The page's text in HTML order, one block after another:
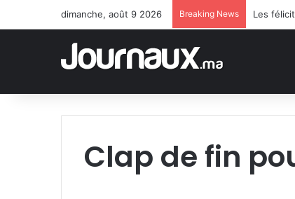
dimanche, août 9 2026 Breaking News
Clap de fin